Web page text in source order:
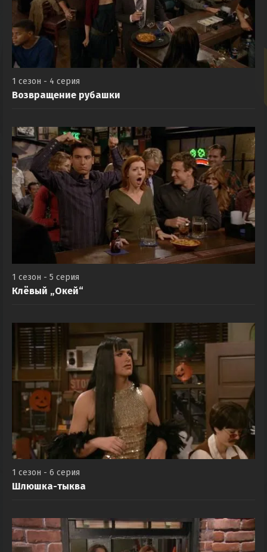
1 сезон - 4 серия
Возвращение рубашки
1 сезон - 5 серия
Клёвый „Окей“
1 сезон - 6 серия
Шлюшка-тыква